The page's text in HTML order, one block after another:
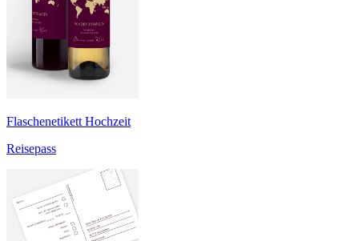
Flaschenetikett Hochzeit
Reisepass